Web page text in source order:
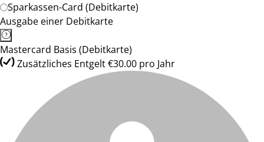
Sparkassen-Card (Debitkarte)
Ausgabe einer Debitkarte
Mastercard Basis (Debitkarte)
Zusätzliches Entgelt €30.00 pro Jahr